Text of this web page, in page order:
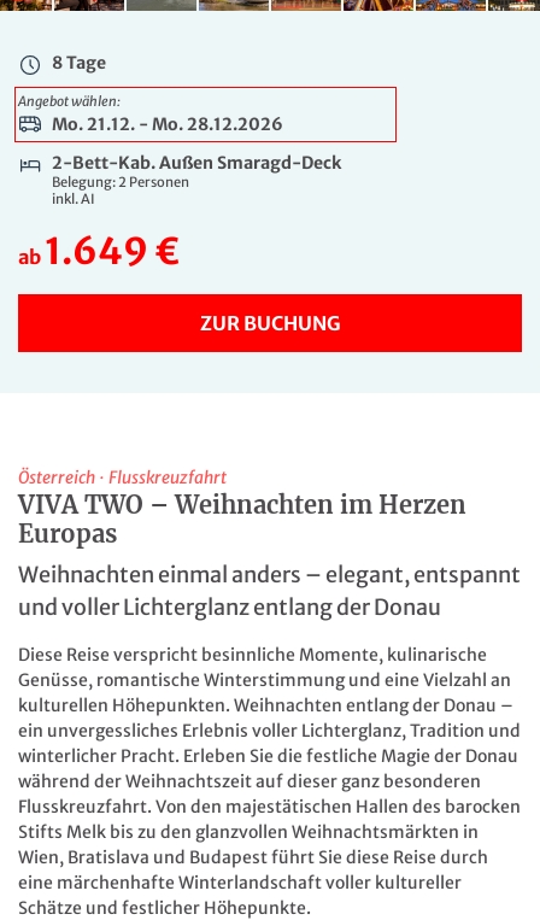
8 Tage
Angebot wählen:
Mo. 21.12. - Mo. 28.12.2026
2-Bett-Kab. Außen Smaragd-Deck
Belegung: 2 Personen
inkl. AI
ab 1.649 €
ZUR BUCHUNG
2-Bett-Kab. Außen Rubin-Deck mit franz. Balkon
ZUR BUCHUNG
8 Tage
Mo. 21.12. - Mo. 28.12.2026
Balkon
Belegung: 2 Personen
8 Tage
Mo. 21.12. - Mo. 28.12.2026
2-Bett-Kab. Außen Smaragd-Deck zur Alleinben.
Belegung: 1 Person
inkl. AI
ab2.199 €
ZUR BUCHUNG
8 Tage
Mo. 21.12. - Mo. 28.12.2026
2-Bett-Kab. Außen Rubin-Deck mit franz. Balkon
zur Alleinben.
Belegung: 1 Person
inkl. AI
Österreich · Flusskreuzfahrt
VIVA TWO – Weihnachten im Herzen
Europas
Weihnachten einmal anders – elegant, entspannt
und voller Lichterglanz entlang der Donau
Diese Reise verspricht besinnliche Momente, kulinarische
Genüsse, romantische Winterstimmung und eine Vielzahl an
kulturellen Höhepunkten. Weihnachten entlang der Donau –
ein unvergessliches Erlebnis voller Lichterglanz, Tradition und
winterlicher Pracht. Erleben Sie die festliche Magie der Donau
während der Weihnachtszeit auf dieser ganz besonderen
Flusskreuzfahrt. Von den majestätischen Hallen des barocken
Stifts Melk bis zu den glanzvollen Weihnachtsmärkten in
Wien, Bratislava und Budapest führt Sie diese Reise durch
eine märchenhafte Winterlandschaft voller kultureller
Schätze und festlicher Höhepunkte.